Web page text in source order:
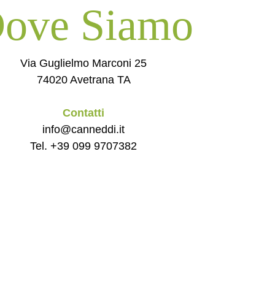
Siamo
Via Guglielmo Marconi 25
74020 Avetrana TA
Contatti
info@canneddi.it
Tel. +39 099 9707382